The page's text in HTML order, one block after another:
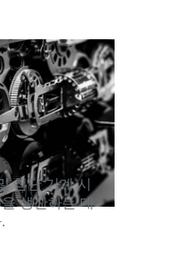
첨단 기계 시
생산하는 데